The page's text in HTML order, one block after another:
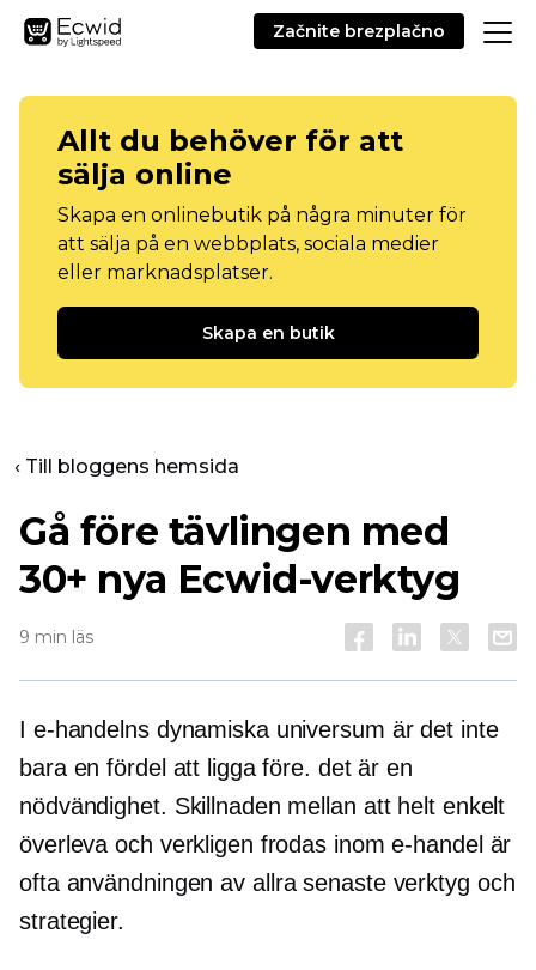
Začnite brezplačno
Allt du behöver för att
sälja online
Skapa en onlinebutik på några minuter för
att sälja på en webbplats, sociala medier
eller marknadsplatser.
Skapa en butik
‹ Till bloggens hemsida
Gå före tävlingen med
30+ nya Ecwid-verktyg
9 min läs
I e-handelns dynamiska universum är det inte
bara en fördel att ligga före. det är en
nödvändighet. Skillnaden mellan att helt enkelt
överleva och verkligen frodas inom e-handel är
ofta användningen av allra senasteverktyg och
strategier.